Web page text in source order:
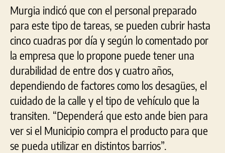
Murgia indicó que con el personal preparado
para este tipo de tareas, se pueden cubrir hasta
cinco cuadras por día y según lo comentado por
la empresa que lo propone puede tener una
durabilidad de entre dos y cuatro años,
dependiendo de factores como los desagües, el
cuidado de la calle y el tipo de vehículo que la
transiten. “Dependerá que esto ande bien para
ver si el Municipio compra el producto para que
se pueda utilizar en distintos barrios”.